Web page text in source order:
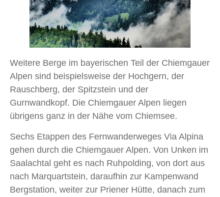
Weitere Berge im bayerischen Teil der Chiemgauer
Alpen sind beispielsweise der Hochgern, der
Rauschberg, der Spitzstein und der
Gurnwandkopf. Die Chiemgauer Alpen liegen
übrigens ganz in der Nähe vom Chiemsee.
Sechs Etappen des Fernwanderweges Via Alpina
gehen durch die Chiemgauer Alpen. Von Unken im
Saalachtal geht es nach Ruhpolding, von dort aus
nach Marquartstein, daraufhin zur Kampenwand
Bergstation, weiter zur Priener Hütte, danach zum